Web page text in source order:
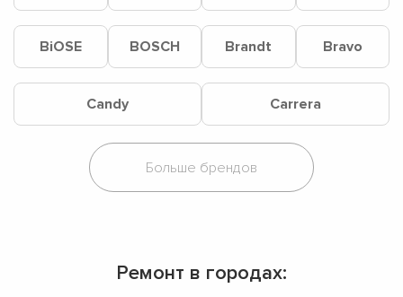
BiOSE BOSCH Brandt Bravo
Candy Carrera
Ремонт в городах: